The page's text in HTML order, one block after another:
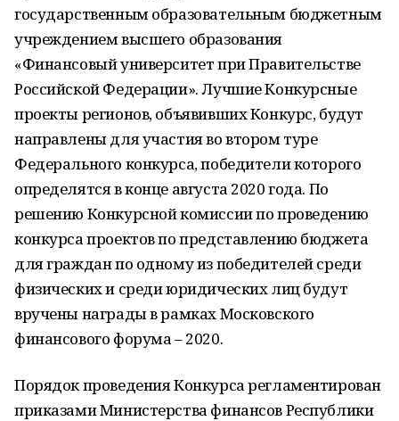
государственным образовательным бюджетным
учреждением высшего образования
«Финансовый университет при Правительстве
Российской Федерации». Лучшие Конкурсные
проекты регионов, объявивших Конкурс, будут
направлены для участия во втором туре
Федерального конкурса, победители которого
определятся в конце августа 2020 года. По
решению Конкурсной комиссии по проведению
конкурса проектов по представлению бюджета
для граждан по одному из победителей среди
физических и среди юридических лиц будут
вручены награды в рамках Московского
финансового форума – 2020.
Порядок проведения Конкурса регламентирован
приказами Министерства финансов Республики